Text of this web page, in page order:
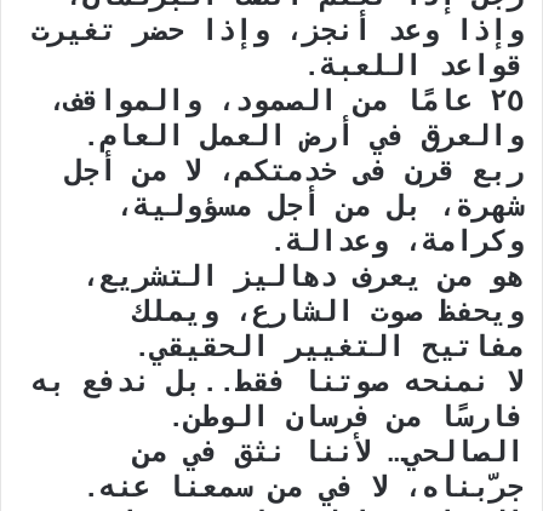
وإذا وعد أنجز، وإذا حضر تغيرت
قواعد اللعبة.
٢٥ عامًا من الصمود، والمواقف،
والعرق في أرض العمل العام.
ربع قرن فى خدمتكم، لا من أجل
شهرة، بل من أجل مسؤولية،
وكرامة، وعدالة.
هو من يعرف دهاليز التشريع،
ويحفظ صوت الشارع، ويملك
مفاتيح التغيير الحقيقي.
لا نمنحه صوتنا فقط..بل ندفع به
فارسًا من فرسان الوطن.
الصالحي… لأننا نثق في من
جرّبناه، لا في من سمعنا عنه.